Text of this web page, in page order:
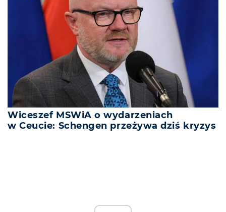
Wiceszef MSWiA o wydarzeniach
w Ceucie: Schengen przeżywa dziś kryzys